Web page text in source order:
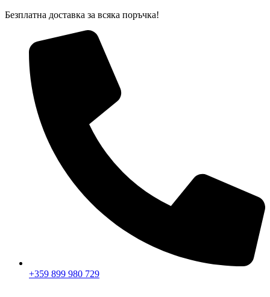
Skip
Безплатна доставка за всяка поръчка!
+359 899 980 729